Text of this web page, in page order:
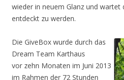
wieder in neuem Glanz und wartet
entdeckt zu werden.
Die GiveBox wurde durch das
Dream Team Karthaus
vor zehn Monaten im Juni 2013
im Rahmen der 72 Stunden